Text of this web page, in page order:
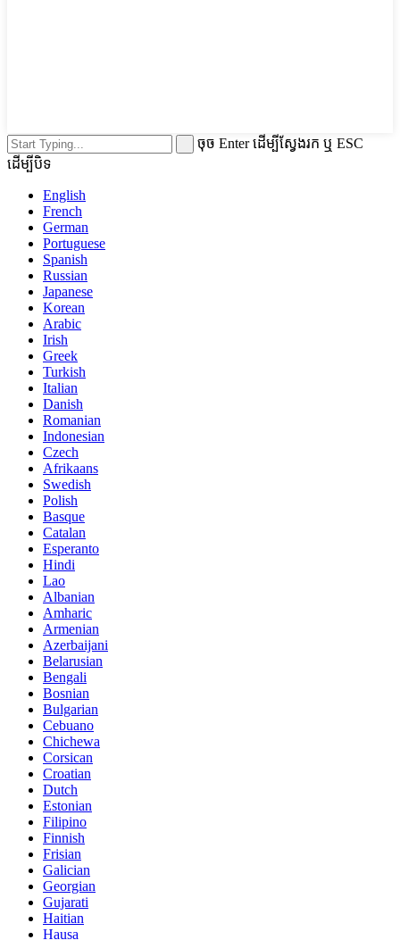
ចុច Enter ដើម្បីស្វែងរក ឬ ESC
ដើម្បីបិទ
English
French
German
Portuguese
Spanish
Russian
Japanese
Korean
Arabic
Irish
Greek
Turkish
Italian
Danish
Romanian
Indonesian
Czech
Afrikaans
Swedish
Polish
Basque
Catalan
Esperanto
Hindi
Lao
Albanian
Amharic
Armenian
Azerbaijani
Belarusian
Bengali
Bosnian
Bulgarian
Cebuano
Chichewa
Corsican
Croatian
Dutch
Estonian
Filipino
Finnish
Frisian
Galician
Georgian
Gujarati
Haitian
Hausa